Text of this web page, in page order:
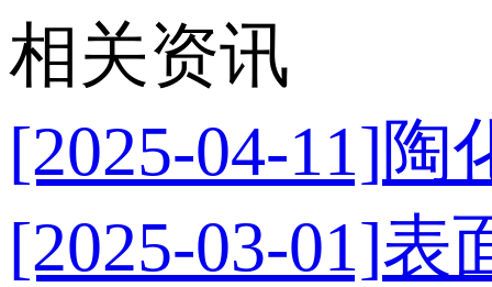
相关资讯
[2025-04-11]陶
[2025-03-01]表